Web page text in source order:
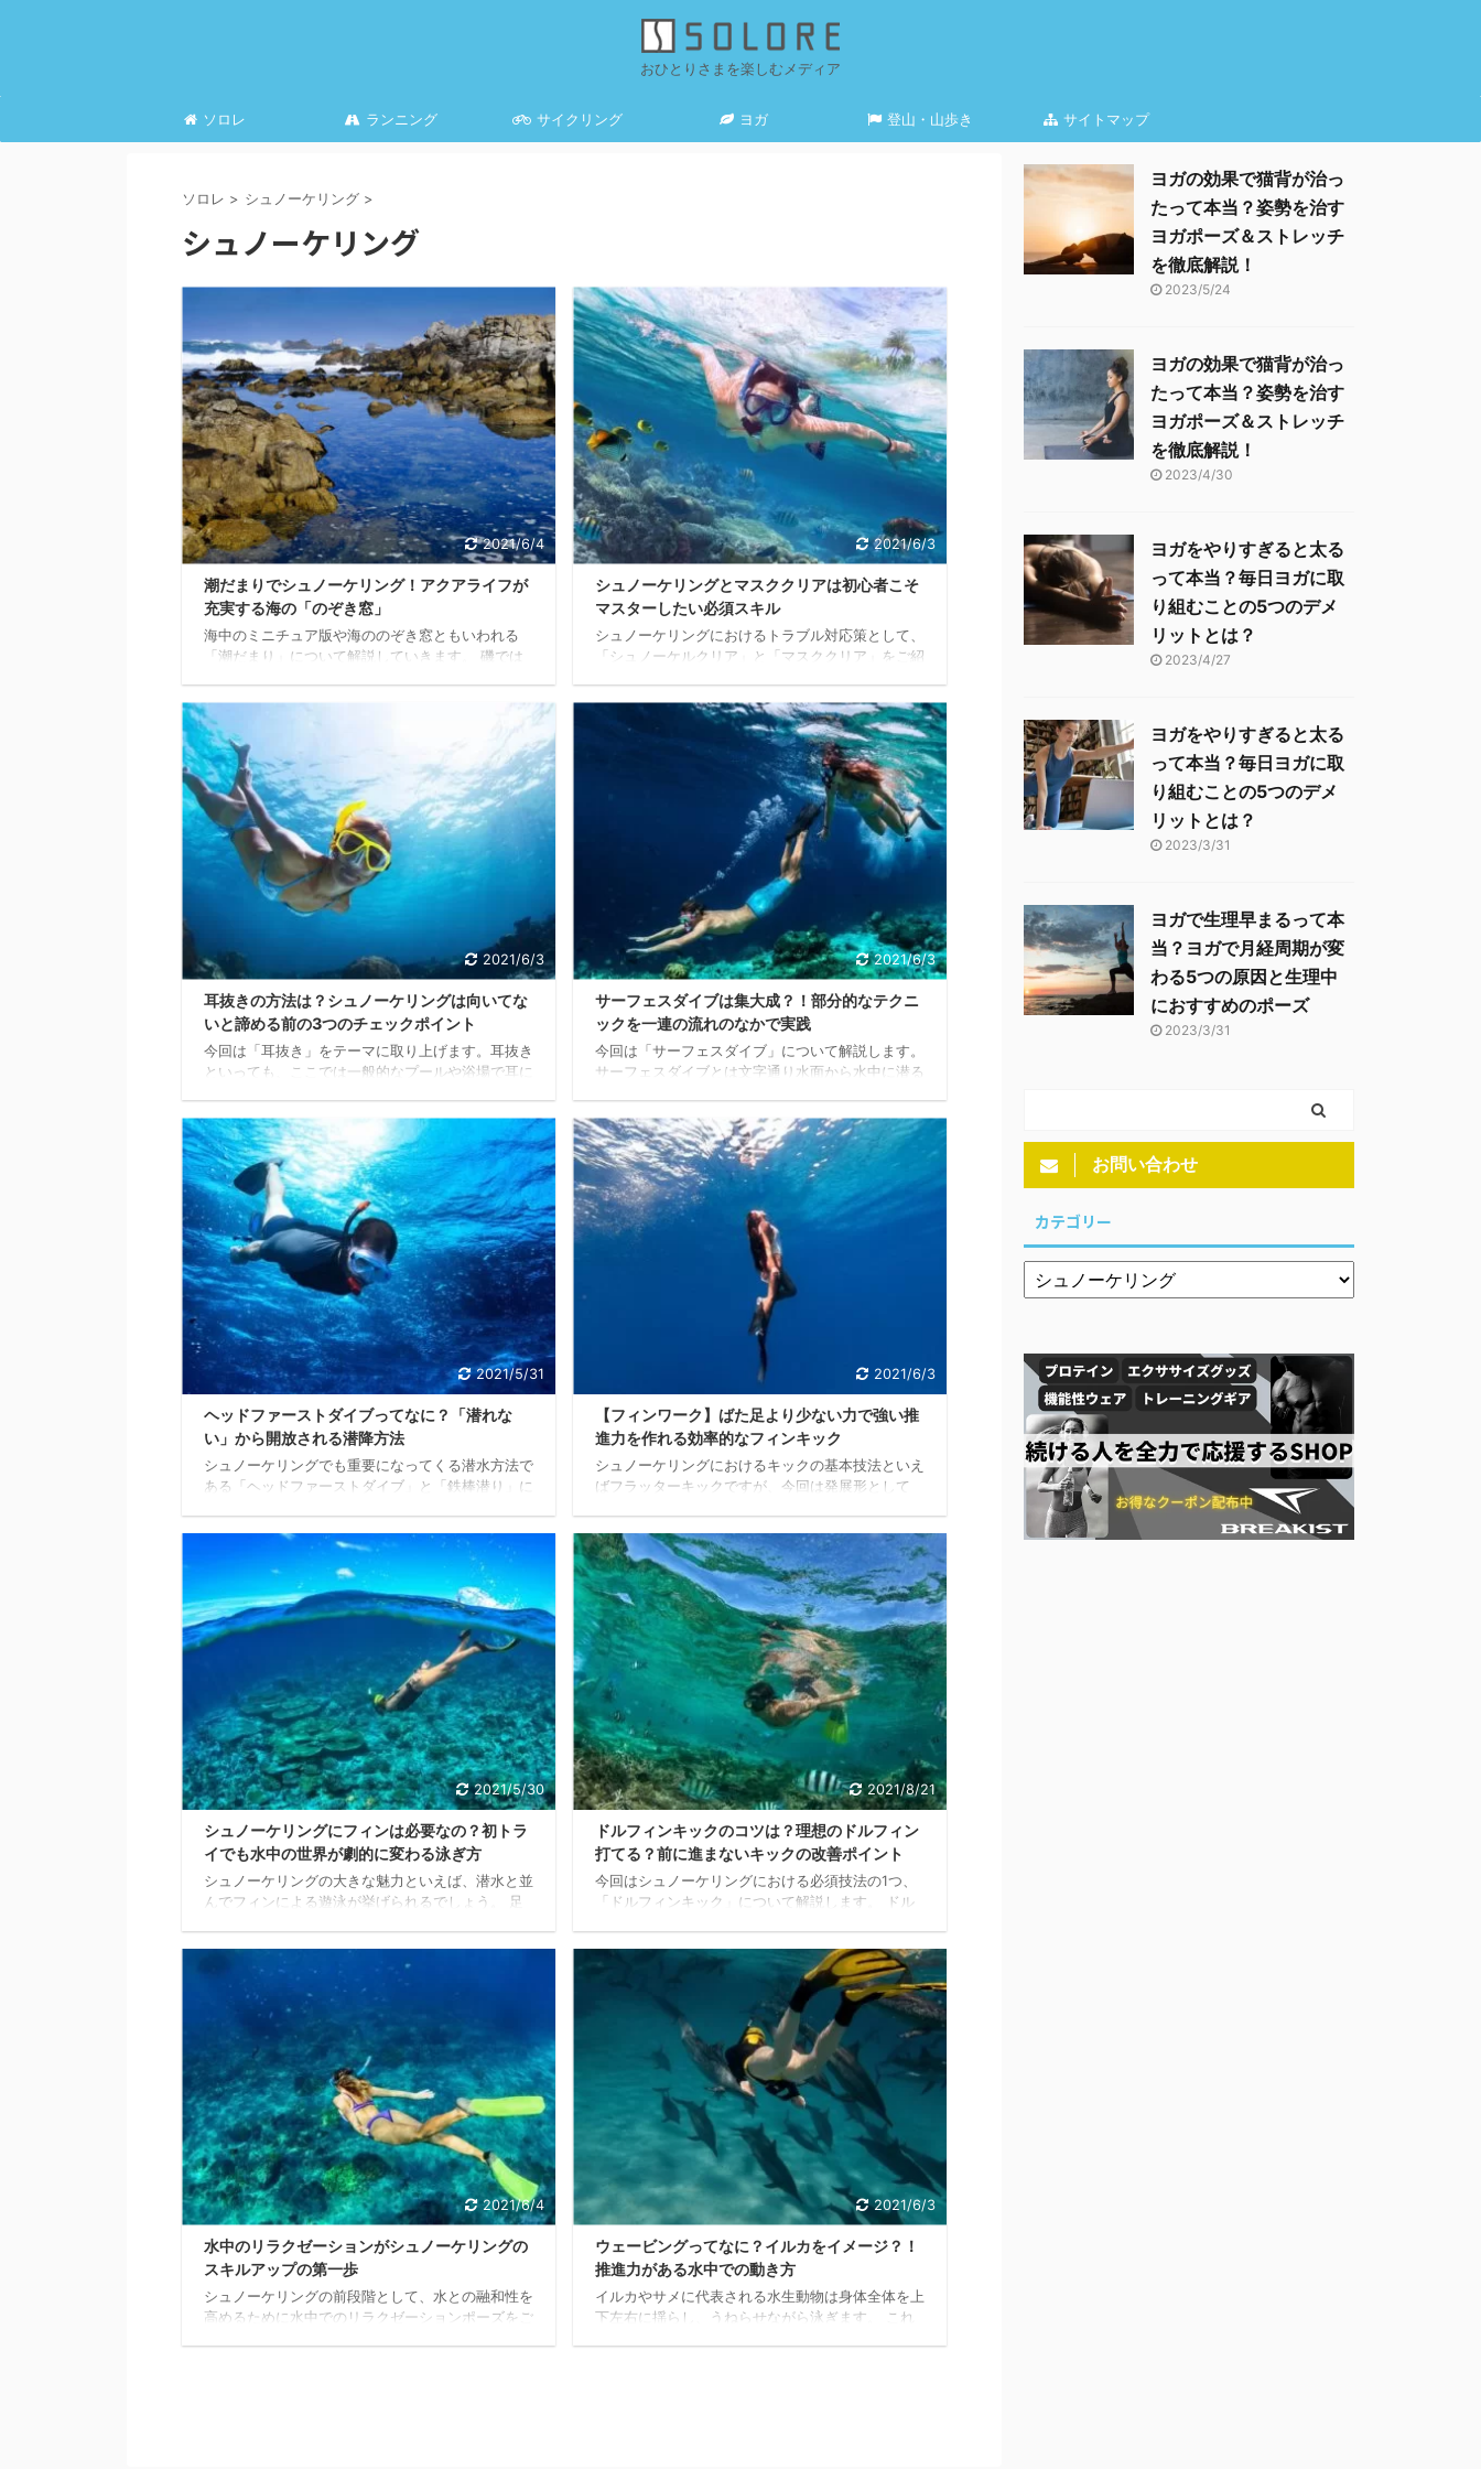
おひとりさまを楽しむメディア
ソロレ ランニング サイクリング ヨガ 登山・山歩き サイトマップ
ソロレ > シュノーケリング >
シュノーケリング
2021/6/4
潮だまりでシュノーケリング！アクアライフが
充実する海の「のぞき窓」
海中のミニチュア版や海ののぞき窓ともいわれる
「潮だまり」について解説していきます。 磯では
ができあがります。これが潮だまりです。 潮だま
りは海藻がカラフルに繁茂し、カニやエビ、様々な
種類の幼魚といった馴染みのある生物の生態が間近
で見られる絶好のウォッチングサイトです。 潮が
満ち再び海とつながるまでの限られた時間の中で、
海の中と同様に生命のドラマが展開されるのです。
潮だまりを堪能するためのポイントをチェックして
いき ...
2021/6/3
シュノーケリングとマスククリアは初心者こそ
マスターしたい必須スキル
シュノーケリングにおけるトラブル対応策として、
「シュノーケルクリア」と「マスククリア」をご紹
リア」と銘打たれている通り、これらはピンチの際
に危険要素を排除するものでサッカーにおけるディ
フェンス技法のクリアと同質だと考えればわかりや
すいでしょう。 シュノーケルクリア シュノーケル
クリアとは、スノーケルの中に水が入り込んでしま
った場合にチューブ内の水を排除する技法です。
シュノーケルクリアが必要な状況は主として、波を
2021/6/3
耳抜きの方法は？シュノーケリングは向いてな
いと諦める前の3つのチェックポイント
今回は「耳抜き」をテーマに取り上げます。耳抜き
といっても、ここでは一般的なプールや浴場で耳に
担を解消するための動作を指します。 耳抜きの注
意点は、潜水中に適宜行う必要があるというところ
です。なぜなら水深が増すにつれて鼓膜にかかる圧
力が大きくなるためです。 そこで今回は、シュノ
ーケリングにおける実戦的な耳抜きの要領をご紹介
します。 耳抜きの仕組みと必要性 耳の構造は、鼓
膜によって外側と内側が隔てられています。 鼓膜
の ...
2021/6/3
サーフェスダイブは集大成？！部分的なテクニ
ックを一連の流れのなかで実践
今回は「サーフェスダイブ」について解説します。
サーフェスダイブとは文字通り水面から水中に潜る
します。 つまり初歩的なシュノーケリング技術の
完成形であり、個別に学んだ動作を総合的に使いこ
なす必要があります。 部分ごとには難なくこなせ
た技術も、一連の動作としてひと続きの流れの中で
実践するとなれば案外つまずいてしまいがちです。
そこで大事なのが、事前に仕上がりのイメージを描
くことです。技のつながりや連続性を理解し、完成
2021/5/31
ヘッドファーストダイブってなに？「潜れな
い」から開放される潜降方法
シュノーケリングでも重要になってくる潜水方法で
ある「ヘッドファーストダイブ」と「鉄棒潜り」に
クジラ、ラッコなど哺乳類を中心とした水生動物の
スタンダードな潜水術です。 ヘッドファーストダ
イブに関しては直感的に理解できると思いますが、
「鉄棒潜り」についてはほとんど知られていないで
しょう。 鉄棒潜りはヘッドファーストダイブをマ
スターする上で非常に有効なアプローチ法です。
そこで当記事では、鉄棒潜りを重点的にご紹介しま
す。 ...
2021/6/3
【フィンワーク】ばた足より少ない力で強い推
進力を作れる効率的なフィンキック
シュノーケリングにおけるキックの基本技法といえ
ばフラッターキックですが、今回は発展形として
わせることによって、さながらイルカのように水中
を縦横無尽に動き回ることができ、水中での機動力
が一気に上がります。 バックキック まずは「バッ
クキック」をご紹介します。バックキックとはごく
簡単に言えば、仰向けの姿勢で行うフラッターキッ
クです。 仰向けで水面に浮かび、ゆるいバタ足だ
けで泳いだことのある人ならピンとくるはずです。
フ ...
2021/5/30
シュノーケリングにフィンは必要なの？初トラ
イでも水中の世界が劇的に変わる泳ぎ方
シュノーケリングの大きな魅力といえば、潜水と並
んでフィンによる遊泳が挙げられるでしょう。 足
ペンスキーに不慣れな人でも、ファンスキーやショ
ートスキーに触れてその自由な動きに刮目する現象
に近いでしょう。 ごくシンプルな造りながらもフ
ィンの効果はてきめんで、簡単なバタ足でさえも素
足の時とは比べ物にならないほどダイナミックな泳
ぎに変化します。 とはいえフィンの性能を十分に
発揮するにはそれなりの練習も必要です。 そこで
今回 ...
2021/8/21
ドルフィンキックのコツは？理想のドルフィン
打てる？前に進まないキックの改善ポイント
今回はシュノーケリングにおける必須技法の1つ、
「ドルフィンキック」について解説します。 ドル
キックの要領で再現しようというものです。 ドル
フィンキックをマスターすれば、発展形である「ウ
ェービング」の動作も可能になります。 ドルフィ
ンキックの基礎と手順 フラッターキックが人間の
足とフィンの機能を合体させた技法であるのに対
し、ドルフィンキックはイルカの動作をそのまま人
間の肉体で再現しようする技法です。 ここでのポ
イント ...
2021/6/4
水中のリラクゼーションがシュノーケリングの
スキルアップの第一歩
シュノーケリングの前段階として、水との融和性を
高めるために水中でのリラクゼーションポーズをご
2021/6/3
ウェービングってなに？イルカをイメージ？！
推進力がある水中での動き方
イルカやサメに代表される水生動物は身体全体を上
下左右に揺らし、うねらせながら泳ぎます。 これ
ヨガの効果で猫背が治っ
たって本当？姿勢を治す
ヨガポーズ＆ストレッチ
を徹底解説！
2023/5/24
ヨガの効果で猫背が治っ
たって本当？姿勢を治す
ヨガポーズ＆ストレッチ
を徹底解説！
2023/4/30
ヨガをやりすぎると太る
って本当？毎日ヨガに取
り組むことの5つのデメ
リットとは？
2023/4/27
ヨガをやりすぎると太る
って本当？毎日ヨガに取
り組むことの5つのデメ
リットとは？
2023/3/31
ヨガで生理早まるって本
当？ヨガで月経周期が変
わる5つの原因と生理中
におすすめのポーズ
2023/3/31
お問い合わせ
カテゴリー